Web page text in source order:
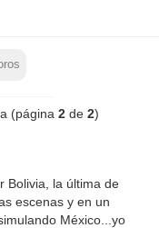
(página 2de 2)
Bolivia, la última de
escenas y en un
México...yo